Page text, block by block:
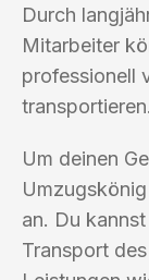
Durch
Mitarbeiter
professionell
transportieren.
Um deinen
an. Du
Transport